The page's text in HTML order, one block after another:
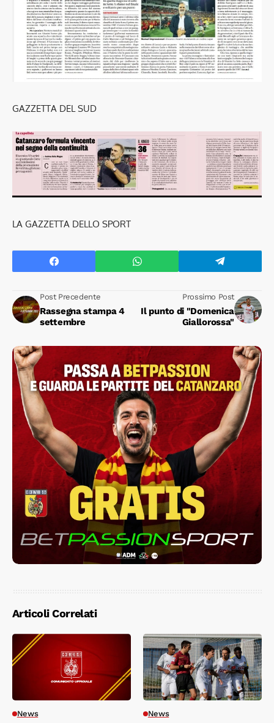
GAZZETTA DEL SUD
LA GAZZETTA DELLO SPORT
Post Precedente
Rassegna stampa 4
settembre
Prossimo Post
Il punto di "Domenica
Giallorossa"
Articoli Correlati
News News